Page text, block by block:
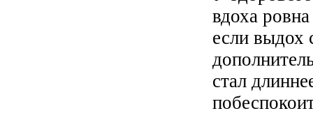
вдоха
если выдох
стал